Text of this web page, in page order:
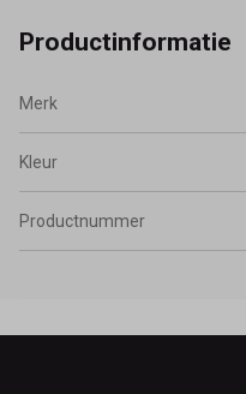
Productinformatie
Merk
Kleur
Productnummer